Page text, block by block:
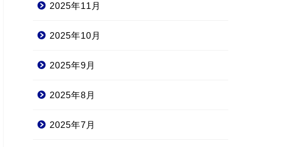
2025年11月
2025年10月
2025年9月
2025年8月
2025年7月